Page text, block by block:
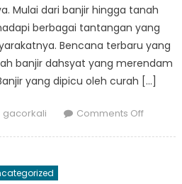
Mulai dari banjir hingga tanah
berbagai tantangan yang
Bencana terbaru yang
banjir dahsyat yang merendam
yang dipicu oleh curah […]
Author
gacorkali Comments Offon